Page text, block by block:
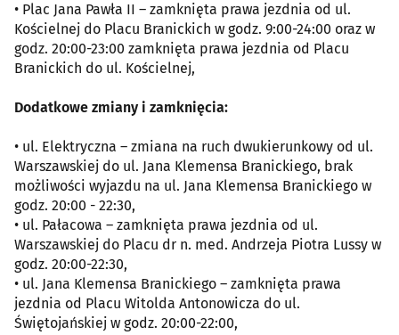
• Plac Jana Pawła II – zamknięta prawa jezdnia od ul.
Kościelnej do Placu Branickich w godz. 9:00-24:00 oraz w
godz. 20:00-23:00 zamknięta prawa jezdnia od Placu
Branickich do ul. Kościelnej,
Dodatkowe zmiany i zamknięcia:
• ul. Elektryczna – zmiana na ruch dwukierunkowy od ul.
Warszawskiej do ul. Jana Klemensa Branickiego, brak
możliwości wyjazdu na ul. Jana Klemensa Branickiego w
godz. 20:00 - 22:30,
• ul. Pałacowa – zamknięta prawa jezdnia od ul.
Warszawskiej do Placu dr n. med. Andrzeja Piotra Lussy w
godz. 20:00-22:30,
• ul. Jana Klemensa Branickiego – zamknięta prawa
jezdnia od Placu Witolda Antonowicza do ul.
Świętojańskiej w godz. 20:00-22:00,